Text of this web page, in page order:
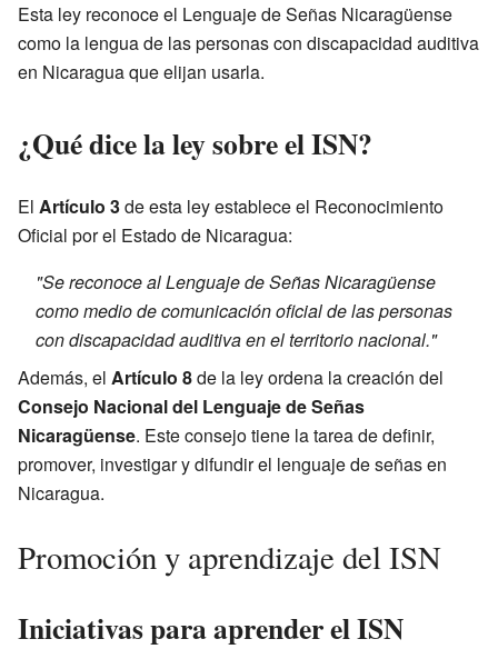
Esta ley reconoce el Lenguaje de Señas Nicaragüense
como la lengua de las personas con discapacidad auditiva
en Nicaragua que elijan usarla.
¿Qué dice la ley sobre el ISN?
El Artículo 3de esta ley establece el Reconocimiento
Oficial por el Estado de Nicaragua:
"Se reconoce al Lenguaje de Señas Nicaragüense
como medio de comunicación oficial de las personas
con discapacidad auditiva en el territorio nacional."
Además, el Artículo 8de la ley ordena la creación del
Consejo Nacional del Lenguaje de Señas
Nicaragüense. Este consejo tiene la tarea de definir,
promover, investigar y difundir el lenguaje de señas en
Nicaragua.
Promoción y aprendizaje del ISN
Iniciativas para aprender el ISN